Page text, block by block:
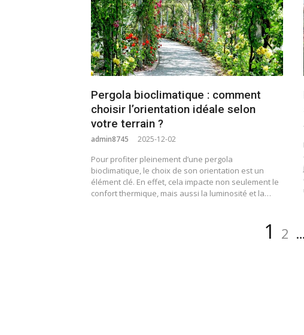
Pergola bioclimatique : comment
choisir l’orientation idéale selon
votre terrain ?
admin8745 2025-12-02
Pour profiter pleinement d’une pergola
bioclimatique, le choix de son orientation est un
élément clé. En effet, cela impacte non seulement le
confort thermique, mais aussi la luminosité et la…
1 2